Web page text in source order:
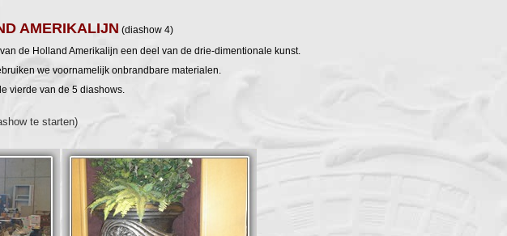
AMERIKALIJN (diashow 4)
de Holland Amerikalijn een deel van de drie-dimentionale kunst.
we voornamelijk onbrandbare materialen.
vierde van de 5 diashows.
te starten)